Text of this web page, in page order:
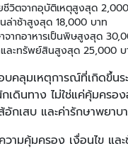
ชีวิตจากอุบัติเหตุสูงสุด
ล่าช้าสูงสุด 18,000 บาท
จากอาหารเป็นพิษสูงสุด
และทรัพย์สินสูงสุด 25,000 บ
คลุมเหตุการณ์ที่เกิดขึ้นร
กเดินทาง ไม่ใช่แค่คุ้มคร
กเสบ และค่ารักษาพยา
วามคุ้มครอง เงื่อนไข แล